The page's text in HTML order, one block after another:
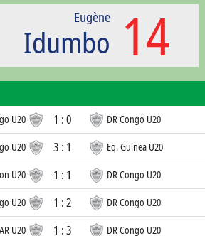
14
Eugène
Idumbo
U20 1 : 0 DR Congo U20
U20 3 : 1 Eq. Guinea U20
U20 1 : 1 DR Congo U20
U20 1 : 2 DR Congo U20
U20 1 : 3 DR Congo U20